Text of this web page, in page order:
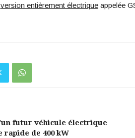
version entièrement électriqueappelée
futur véhicule électrique
de 400 kW